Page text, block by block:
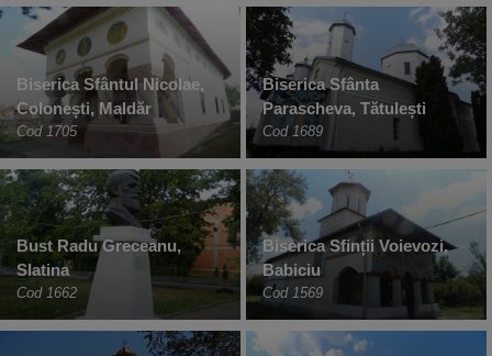
Biserica Sfântul Nicolae,
Colonești, Maldăr
Cod 1705
Biserica Sfânta
Parascheva, Tătulești
Cod 1689
Bust Radu Greceanu,
Slatina
Cod 1662
Biserica Sfinții Voievozi,
Babiciu
Cod 1569